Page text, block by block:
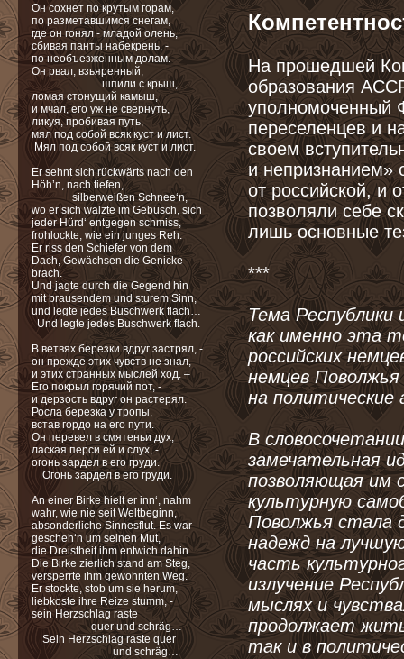
На прошедшей
образования
уполномоченный
переселенцев и
своем
и непризнанием»
от российской, и
позволяли себе
лишь основные
***
Тема Республики
как именно эта
российских
немцев
на политические
В
замечательная
позволяющая им
культурную
Поволжья стала
надежд на
часть
излучение
мыслях и
продолжает
так и в
Он сохнет по крутым горам,
по разметавшимся снегам,
где он гонял - младой олень,
сбивая панты набекрень, -
по необъезженным долам.
Он рвал, взьяренный,
шпили с крыш,
ломая стонущий камыш,
и мчал, его уж не свернуть,
ликуя, пробивая путь,
мял под собой всяк куст и лист.
Мял под собой всяк куст и лист.
Er sehnt sich rückwärts nach den
Höh’n, nach tiefen,
silberweißen Schnee‘n,
wo er sich wälzte im Gebüsch, sich
jeder Hürd‘ entgegen schmiss,
frohlockte, wie ein junges Reh.
Er riss den Schiefer von dem
Dach, Gewächsen die Genicke
brach.
Und jagte durch die Gegend hin
mit brausendem und sturem Sinn,
und legte jedes Buschwerk flach…
Und legte jedes Buschwerk flach.
В ветвях березки вдруг застрял, -
он прежде этих чувств не знал, -
и этих странных мыслей ход. –
Его покрыл горячий пот, -
и дерзость вдруг он растерял.
Росла березка у тропы,
встав гордо на его пути.
Он перевел в смятеньи дух,
лаская перси ей и слух, -
огонь зардел в его груди.
Огонь зардел в его груди.
An einer Birke hielt er inn‘, nahm
wahr, wie nie seit Weltbeginn,
absonderliche Sinnesflut. Es war
gescheh‘n um seinen Mut,
die Dreistheit ihm entwich dahin.
Die Birke zierlich stand am Steg,
versperrte ihm gewohnten Weg.
Er stockte, stob um sie herum,
liebkoste ihre Reize stumm, -
sein Herzschlag raste
quer und schräg…
Sein Herzschlag raste quer
und schräg…